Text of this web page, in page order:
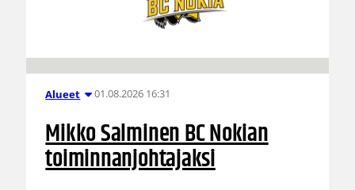
Alueet 01.08.2026 16:31
Mikko Salminen BC Nokian
toiminnanjohtajaksi